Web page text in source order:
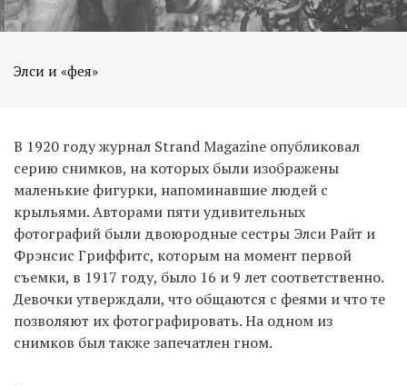
Элси и «фея»
В 1920 году журнал Strand Magazine опубликовал
серию снимков, на которых были изображены
маленькие фигурки, напоминавшие людей с
крыльями. Авторами пяти удивительных
фотографий были двоюродные сестры Элси Райт и
Фрэнсис Гриффитс, которым на момент первой
съемки, в 1917 году, было 16 и 9 лет соответственно.
Девочки утверждали, что общаются с феями и что те
позволяют их фотографировать. На одном из
снимков был также запечатлен гном.